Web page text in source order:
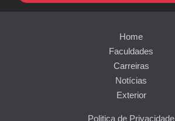
Home
Faculdades
Carreiras
Notícias
Exterior
Politica de Privacidade